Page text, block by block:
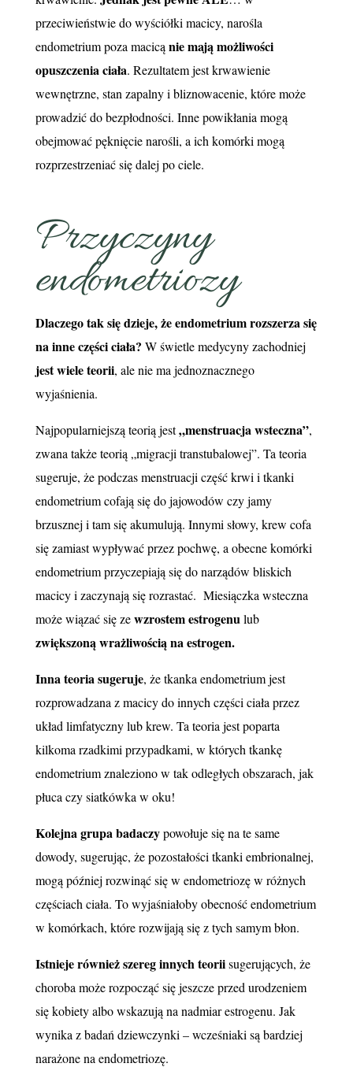
przeciwieństwie do wyściółki macicy, narośla
endometrium poza macicąnie mają możliwości
opuszczenia ciała. Rezultatem jest krwawienie
wewnętrzne, stan zapalny i bliznowacenie, które może
prowadzić do bezpłodności. Inne powikłania mogą
obejmować pęknięcie narośli, a ich komórki mogą
rozprzestrzeniać się dalej po ciele.
Przyczyny
endometriozy
Dlaczego tak się dzieje, że endometrium rozszerza się
na inne części ciała? W świetle medycyny zachodniej
jest wiele teorii, ale nie ma jednoznacznego
wyjaśnienia.
Najpopularniejszą teorią jest„menstruacja wsteczna”,
zwana także teorią „migracji transtubalowej”. Ta teoria
sugeruje, że podczas menstruacji część krwi i tkanki
endometrium cofają się do jajowodów czy jamy
brzusznej i tam się akumulują. Innymi słowy, krew cofa
się zamiast wypływać przez pochwę, a obecne komórki
endometrium przyczepiają się do narządów bliskich
macicy i zaczynają się rozrastać. Miesiączka wsteczna
może wiązać się zewzrostem estrogenu lub
zwiększoną wrażliwością na estrogen.
Inna teoria sugeruje, że tkanka endometrium jest
rozprowadzana z macicy do innych części ciała przez
układ limfatyczny lub krew. Ta teoria jest poparta
kilkoma rzadkimi przypadkami, w których tkankę
endometrium znaleziono w tak odległych obszarach, jak
płuca czy siatkówka w oku!
Kolejna grupa badaczypowołuje się na te same
dowody, sugerując, że pozostałości tkanki embrionalnej,
mogą później rozwinąć się w endometriozę w różnych
częściach ciała. To wyjaśniałoby obecność endometrium
w komórkach, które rozwijają się z tych samym błon.
Istnieje również szereg innych teoriisugerujących, że
choroba może rozpocząć się jeszcze przed urodzeniem
się kobiety albo wskazują na nadmiar estrogenu. Jak
wynika z badań dziewczynki – wcześniaki są bardziej
narażone na endometriozę.